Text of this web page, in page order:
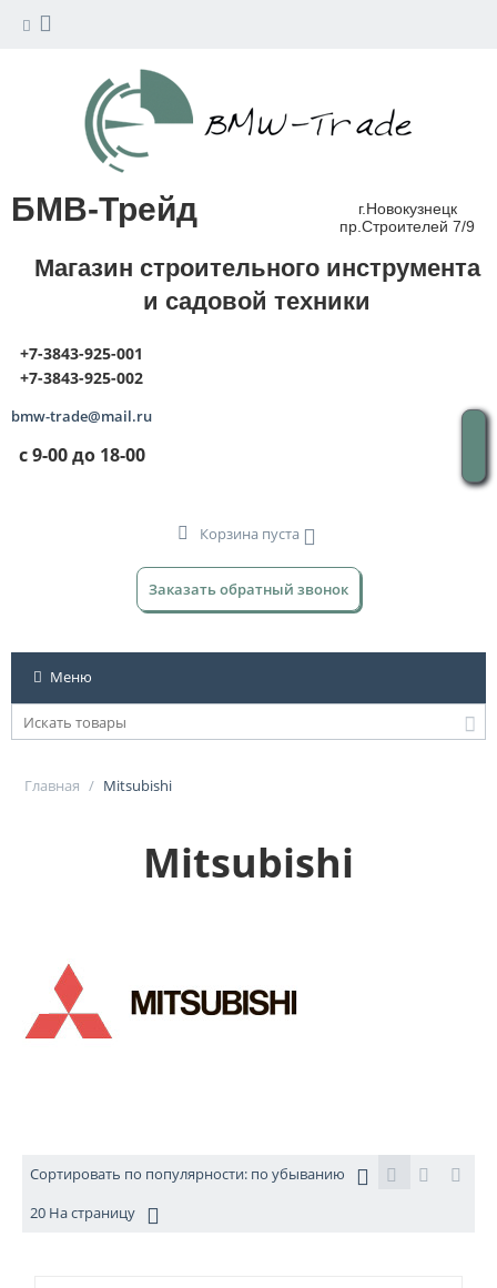
БМВ-Трейд
г.Новокузнецк
пр.Строителей 7/9
Магазин строительного инструмента
и садовой техники
+7-3843-925-001
+7-3843-925-002
bmw-trade@mail.ru
с 9-00 до 18-00
Корзина пуста
Заказать обратный звонок
Меню
Главная / Mitsubishi
Mitsubishi
Сортировать по популярности: по убыванию
20 На страницу